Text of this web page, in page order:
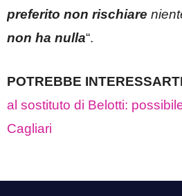
preferito non rischiare
non ha nulla“.
POTREBBE
al sostituto di Belotti:
Cagliari